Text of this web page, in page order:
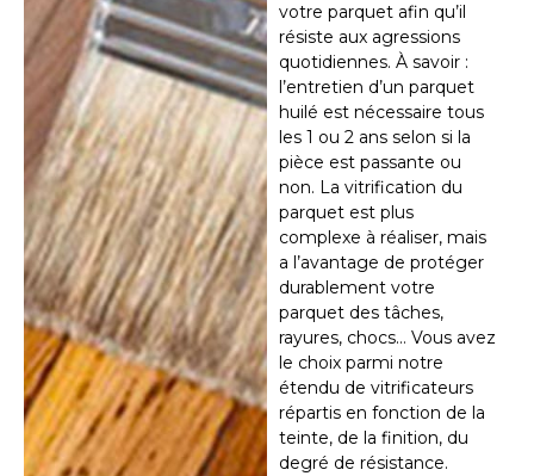
votre parquet afin qu’il
résiste aux agressions
quotidiennes. À savoir :
l’entretien d’un parquet
huilé est nécessaire tous
les 1 ou 2 ans selon si la
pièce est passante ou
non. La vitrification du
parquet est plus
complexe à réaliser, mais
a l’avantage de protéger
durablement votre
parquet des tâches,
rayures, chocs… Vous avez
le choix parmi notre
étendu de vitrificateurs
répartis en fonction de la
teinte, de la finition, du
degré de résistance.